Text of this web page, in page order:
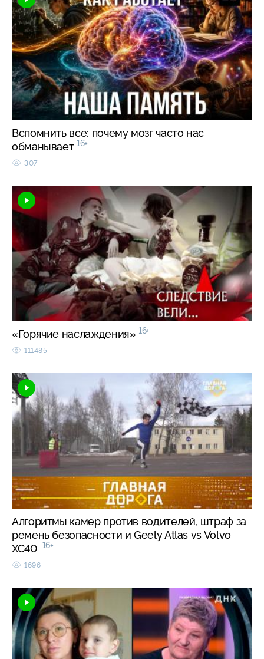
Вспомнить все: почему мозг часто нас
обманывает 16+
307
«Горячие наслаждения» 16+
111485
Алгоритмы камер против водителей, штраф за
ремень безопасности и Geely Atlas vs Volvo
XC40 16+
1696